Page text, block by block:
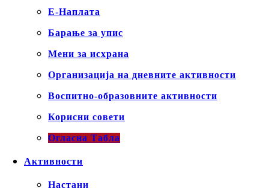
Е-Наплата
Барање за упис
Мени за исхрана
Организација на дневните активности
Воспитно-образовните активности
Корисни совети
Огласна Табла
Активности
Настани